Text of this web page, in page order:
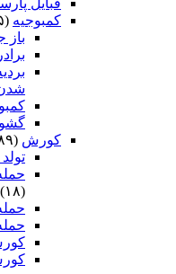
قبایل
کمبوجیه (۱۵)
باز
کورش (۸۹)
(۱۸)